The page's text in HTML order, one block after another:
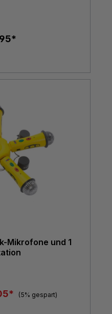
Mikrofone und 1
(5% gespart)